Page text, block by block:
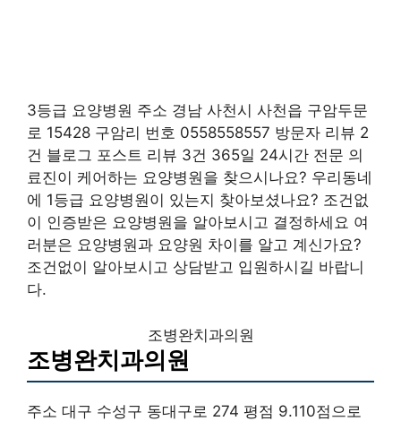
3등급 요양병원 주소 경남 사천시 사천읍 구암두문
로 15428 구암리 번호 0558558557 방문자 리뷰 2
건 블로그 포스트 리뷰 3건 365일 24시간 전문 의
료진이 케어하는 요양병원을 찾으시나요? 우리동네
에 1등급 요양병원이 있는지 찾아보셨나요? 조건없
이 인증받은 요양병원을 알아보시고 결정하세요 여
러분은 요양병원과 요양원 차이를 알고 계신가요?
조건없이 알아보시고 상담받고 입원하시길 바랍니
다.
조병완치과의원
조병완치과의원
주소 대구 수성구 동대구로 274 평점 9.110점으로